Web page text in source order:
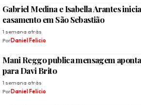
Gabriel Medina e Isabella Arantes
casamento em São Sebastião
1 semana atrás
PorDaniel Felicio
Mani Reggo publica mensagem
para Davi Brito
1 semana atrás
PorDaniel Felicio